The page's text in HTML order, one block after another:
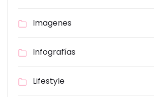
Imagenes
Infografías
Lifestyle